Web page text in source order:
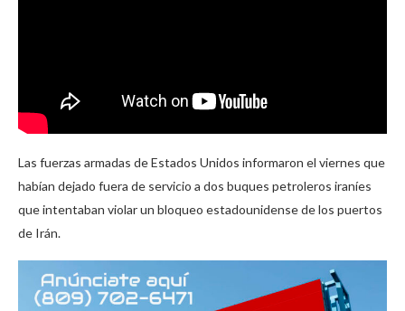
Las fuerzas armadas de Estados Unidos informaron el viernes que
habían dejado fuera de servicio a dos buques petroleros iraníes
que intentaban violar un bloqueo estadounidense de los puertos
de Irán.